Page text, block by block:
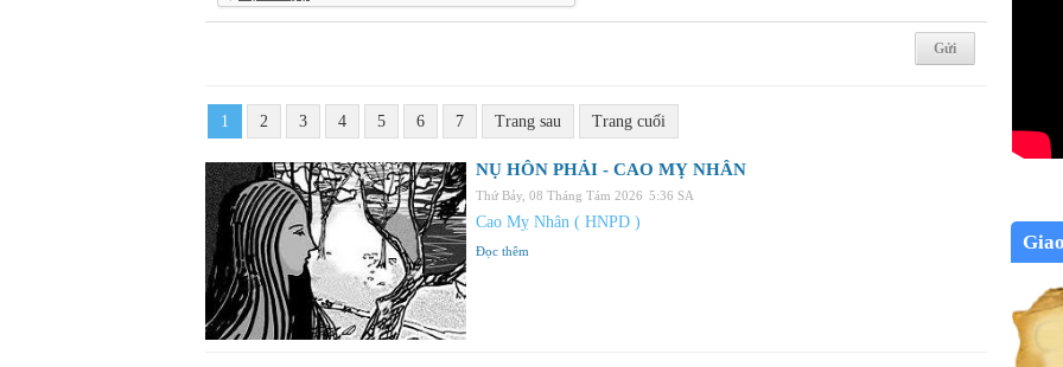
1 2 3 4 5 6 7 Trang sau Trang cuối
NỤ HÔN PHẢI - CAO MỴ NHÂN
Thứ Bảy, 08 Tháng Tám 2026 5:36 SA
Cao Mỵ Nhân ( HNPD )
Đọc thêm